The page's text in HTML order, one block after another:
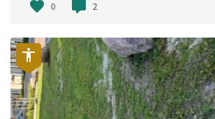
0 2